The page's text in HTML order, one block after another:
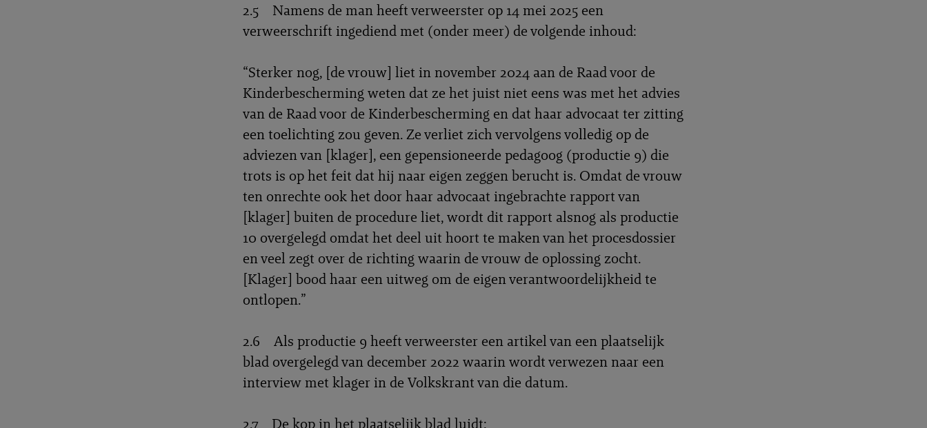
2.5 Namens de man heeft verweerster op 14 mei 2025 een
verweerschrift ingediend met (onder meer) de volgende inhoud:
“Sterker nog, [de vrouw] liet in november 2024 aan de Raad voor de
Kinderbescherming weten dat ze het juist niet eens was met het advies
van de Raad voor de Kinderbescherming en dat haar advocaat ter zitting
een toelichting zou geven. Ze verliet zich vervolgens volledig op de
adviezen van [klager], een gepensioneerde pedagoog (productie 9) die
trots is op het feit dat hij naar eigen zeggen berucht is. Omdat de vrouw
ten onrechte ook het door haar advocaat ingebrachte rapport van
[klager] buiten de procedure liet, wordt dit rapport alsnog als productie
10 overgelegd omdat het deel uit hoort te maken van het procesdossier
en veel zegt over de richting waarin de vrouw de oplossing zocht.
[Klager] bood haar een uitweg om de eigen verantwoordelijkheid te
ontlopen.”
2.6 Als productie 9 heeft verweerster een artikel van een plaatselijk
blad overgelegd van december 2022 waarin wordt verwezen naar een
interview met klager in de Volkskrant van die datum.
2.7 De kop in het plaatselijk blad luidt: